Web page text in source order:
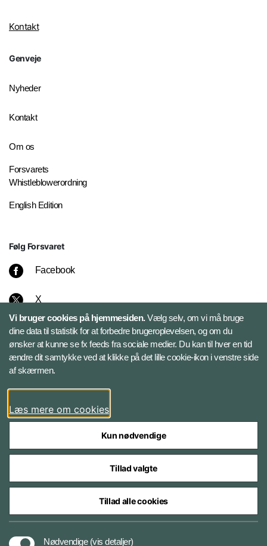
Kontakt
Genveje
Nyheder
Kontakt
Om os
Forsvarets
Whistleblowerordning
English Edition
Følg Forsvaret
Facebook
X
Instagram
Bluesky
LinkedIn
Styrelser og myndigheder under Forsvarsministeriet
Vi bruger cookies på hjemmesiden.Vælg selv, om vi må bruge
dine data til statistik for at forbedre brugeroplevelsen, og om du
ønsker at kunne se fx feeds fra sociale medier. Du kan til hver en tid
ændre dit samtykke ved at klikke på det lille cookie-ikon i venstre side
af skærmen.
Læs mere om cookies
Kun nødvendige
Tillad valgte
Tillad alle cookies
Nødvendige (vis detaljer)